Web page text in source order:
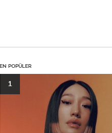
EN POPÜLER
1